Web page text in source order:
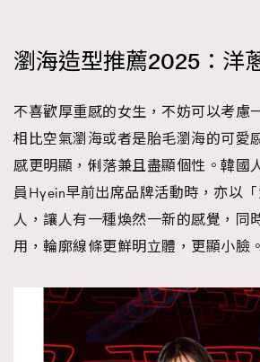
瀏海造型推薦2025：洋
不喜歡厚重感的女生，不妨可以考慮
相比空氣瀏海或者是胎毛瀏海的可愛
感更明顯，俐落兼且盡顯個性。韓國
員Hyein早前出席品牌活動時，亦以
人，讓人有一種煥然一新的感覺，同
用，輪廓線條更鮮明立體，更顯小臉。